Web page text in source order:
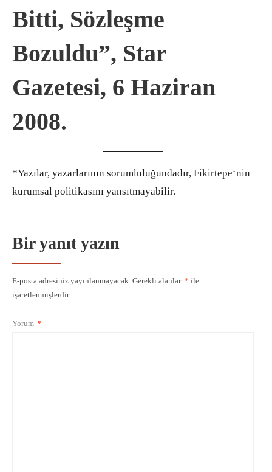
Bitti, Sözleşme
Bozuldu”, Star
Gazetesi, 6 Haziran
2008.
*Yazılar, yazarlarının sorumluluğundadır, Fikirtepe‘nin
kurumsal politikasını yansıtmayabilir.
Bir yanıt yazın
E-posta adresiniz yayınlanmayacak. Gerekli alanlar * ile
işaretlenmişlerdir
Yorum *